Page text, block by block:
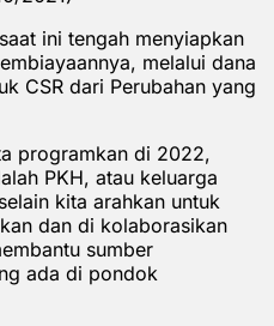
ini tengah menyiapkan
melalui dana
CSR dari Perubahan yang
programkan di 2022,
PKH, atau keluarga
kita arahkan untuk
dan di kolaborasikan
sumber
ada di pondok